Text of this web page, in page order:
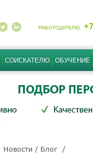
РАБОТОДАТЕЛЮ
СОИСКАТЕЛЮ ОБУЧЕНИЕ
Новости / Блог